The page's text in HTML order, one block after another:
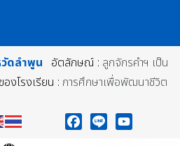
ดลำพูน อัตลักษณ์ : ลูกจักรคำฯ เป็น
งโรงเรียน : การศึกษาเพื่อพัฒนาชีวิต